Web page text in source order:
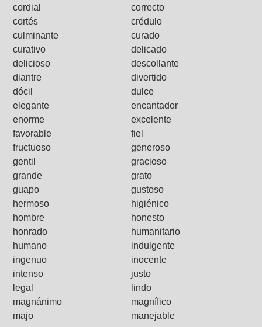
cordial
correcto
cortés
crédulo
culminante
curado
curativo
delicado
delicioso
descollante
diantre
divertido
dócil
dulce
elegante
encantador
enorme
excelente
favorable
fiel
fructuoso
generoso
gentil
gracioso
grande
grato
guapo
gustoso
hermoso
higiénico
hombre
honesto
honrado
humanitario
humano
indulgente
ingenuo
inocente
intenso
justo
legal
lindo
magnánimo
magnífico
majo
manejable